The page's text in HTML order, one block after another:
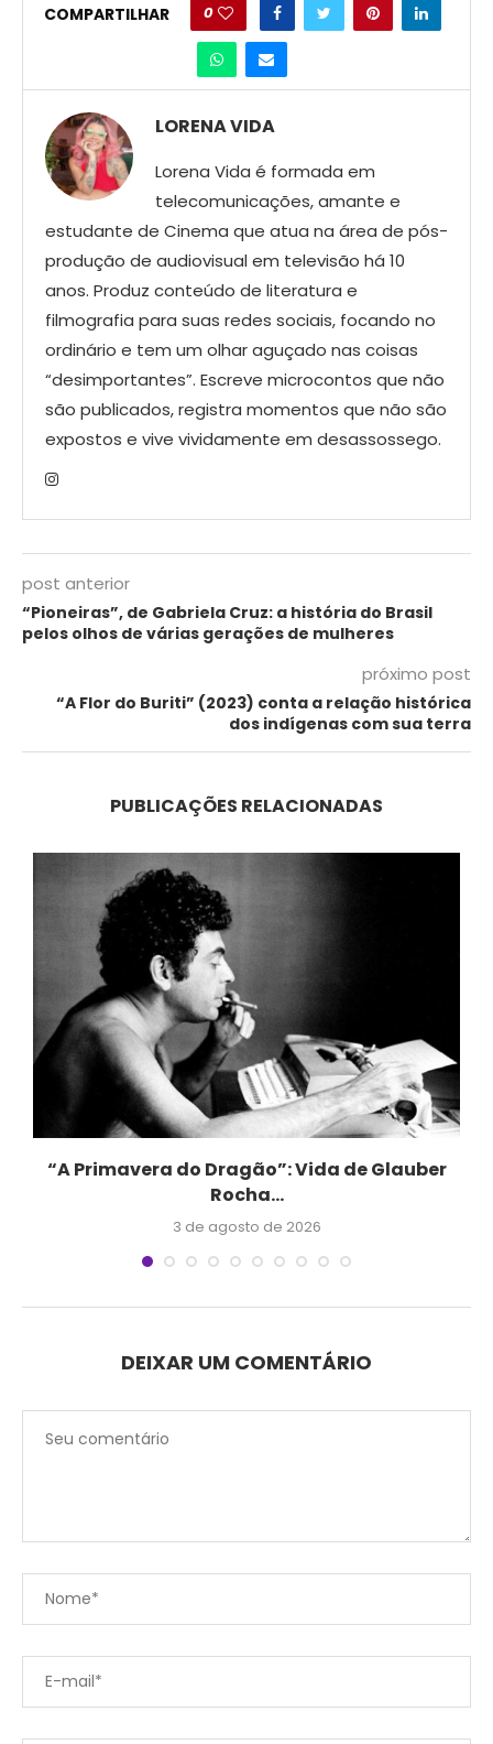
COMPARTILHAR 0
LORENA VIDA
Lorena Vida é formada em
telecomunicações, amante e
estudante de Cinema que atua na área de pós-
produção de audiovisual em televisão há 10
anos. Produz conteúdo de literatura e
filmografia para suas redes sociais, focando no
ordinário e tem um olhar aguçado nas coisas
“desimportantes”. Escreve microcontos que não
são publicados, registra momentos que não são
expostos e vive vividamente em desassossego.
post anterior
“Pioneiras”, de Gabriela Cruz: a história do Brasil
pelos olhos de várias gerações de mulheres
próximo post
“A Flor do Buriti” (2023) conta a relação histórica
dos indígenas com sua terra
PUBLICAÇÕES RELACIONADAS
“A Primavera do Dragão”: Vida de Glauber
Rocha...
3 de agosto de 2026
DEIXAR UM COMENTÁRIO